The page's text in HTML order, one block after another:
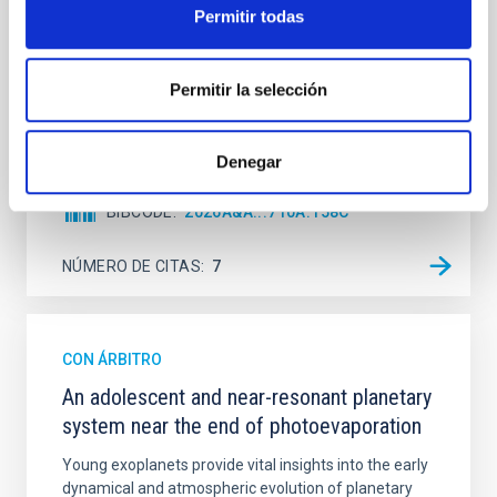
Permitir todas
Permitir la selección
Denegar
studies have revealed that the cores of these
spectroscopy is needed to break the age-metallicity
BIBCODE 2026A&A...710A.158C
NÚMERO DE CITAS 7
CON ÁRBITRO
An adolescent and near-resonant planetary
system near the end of photoevaporation
Young exoplanets provide vital insights into the early
dynamical and atmospheric evolution of planetary